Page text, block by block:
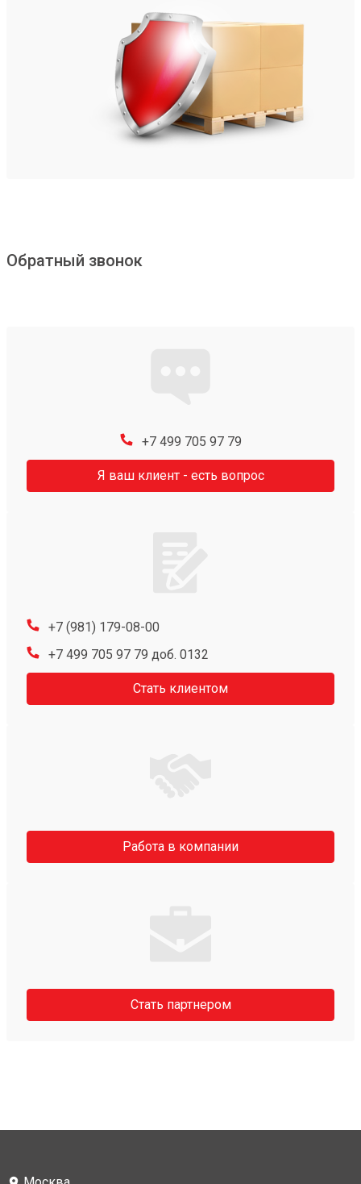
Обратный звонок
+7 499 705 97 79
Я ваш клиент - есть вопрос
+7 (981) 179-08-00
+7 499 705 97 79 доб. 0132
Стать клиентом
Работа в компании
Стать партнером